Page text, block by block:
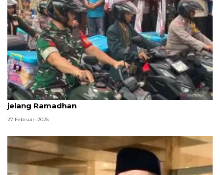
Kapolri dan Panglima bagikan 161.411 paket bansos
jelang Ramadhan
27 Februari 2025